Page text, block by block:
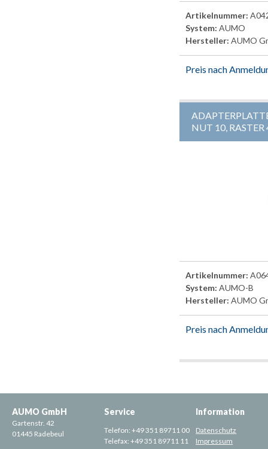
Artikelnummer:
System: AUMO
Hersteller: AUMO
Preis nach
NUT 10, RASTER
Artikelnummer:
System: AUMO-B
Hersteller: AUMO
Preis nach
AUMO GmbH
Gartenstr. 42
01445 Radebeul
Service
Telefon: +49 351 89711 00
Telefax: +49 351 89711 11
Information
Datenschutz
Impressum